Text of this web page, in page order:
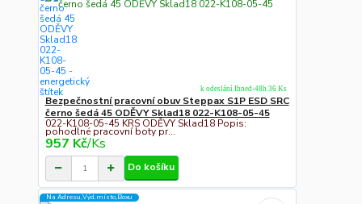
Bezpečnostní pracovní obuv Steppax S1P ESD SRC
černo šedá 45 ODĚVY Sklad18 022-K108-05-45
022-K108-05-45 KRS ODĚVY Sklad18 Popis:
pohodlné pracovní boty pr...
957 Kč/Ks
k odeslání Ihned-48h 36 Ks
Do košíku
Na Adresu,Výd.místo,Boxu